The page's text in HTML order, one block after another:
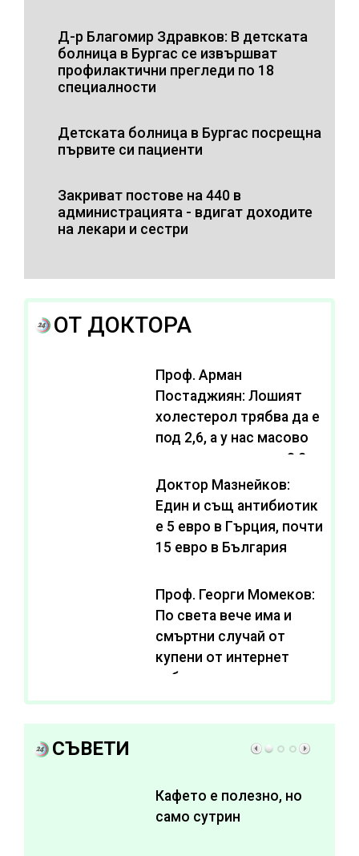
Д-р Благомир Здравков: В детската
болница в Бургас се извършват
профилактични прегледи по 18
специалности
Детската болница в Бургас посрещна
първите си пациенти
Закриват постове на 440 в
администрацията - вдигат доходите
на лекари и сестри
ОТ ДОКТОРА
Проф. Арман
Постаджиян: Лошият
холестерол трябва да е
под 2,6, а у нас масово
се живее с нива от 3,2
Доктор Мазнейков:
Един и същ антибиотик
e 5 евро в Гърция, почти
15 евро в България
Проф. Георги Момеков:
По света вече има и
смъртни случай от
купени от интернет
субстанции за
отслабване
СЪВЕТИ
Кафето е полезно, но
само сутрин